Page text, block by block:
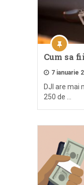
Cum sa
7 ianuarie
DJI are mai
250 de …